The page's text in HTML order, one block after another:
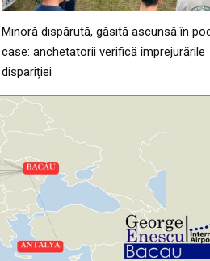
Minoră dispărută, găsită ascunsă în
case: anchetatorii verifică împrejurările
dispariției